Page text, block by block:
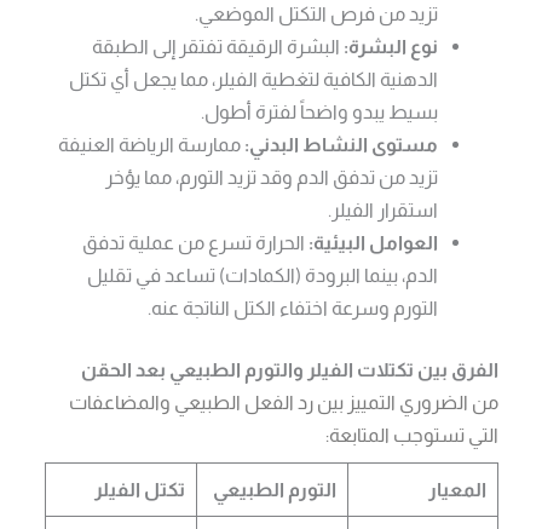
تزيد من فرص التكتل الموضعي.
نوع البشرة: البشرة الرقيقة تفتقر إلى الطبقة
الدهنية الكافية لتغطية الفيلر، مما يجعل أي تكتل
بسيط يبدو واضحاً لفترة أطول.
مستوى النشاط البدني: ممارسة الرياضة العنيفة
تزيد من تدفق الدم وقد تزيد التورم، مما يؤخر
استقرار الفيلر.
العوامل البيئية: الحرارة تسرع من عملية تدفق
الدم، بينما البرودة (الكمادات) تساعد في تقليل
التورم وسرعة اختفاء الكتل الناتجة عنه.
الفرق بين تكتلات الفيلر والتورم الطبيعي بعد الحقن
من الضروري التمييز بين رد الفعل الطبيعي والمضاعفات
التي تستوجب المتابعة:
المعيار التورم الطبيعي تكتل الفيلر